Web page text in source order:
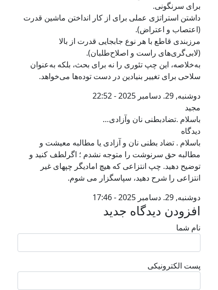
برای سرنگونی.
​داشتن استراتژی عملی برای از کار انداختن ماشین قدرت
(اعتصاب و اعتراض).
​مرزبندی قاطع با هر نوع جابجایی قدرت از بالا
(لابی‌گری‌های راست و اصلاح‌طلبان).
​به‌خلاصه، این چپ تئوری را نه برای بحث، بلکه به‌عنوان
سلاحی برای تغییر بنیادین در دست توده‌ها می‌خواهد.
دوشنبه, 29. دسامبر 2025 - 22:52
مجید
باسلام .تضادبطنی نان وآزادی…
دیدگاه
باسلام . تضاد بطنی نان و آزادی یا مطالبه معیشت و
مطالبه حق سرنوشت را متوجه نشدم ؛ اگرلطف کنید و
توضیح دهید. چپ انتزاعی که هیچ امادیگر چپهای غیر
انتزاعی را شرح دهید، سپاسگزار می شوم.
دوشنبه, 29. دسامبر 2025 - 17:46
افزودن دیدگاه جدید
نام شما
پست الکترونیکی